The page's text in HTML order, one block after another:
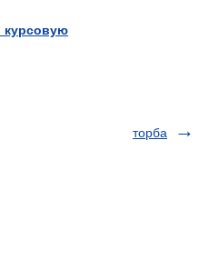
курсовую
торба